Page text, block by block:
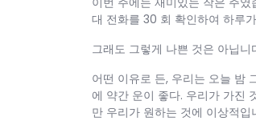
대 전화를 30 회 확인하여 하루
그래도 그렇게 나쁜 것은 아닙
어떤 이유로 든, 우리는 오늘 밤
에 약간 운이 좋다. 우리가 가진
만 우리가 원하는 것에 이상적입